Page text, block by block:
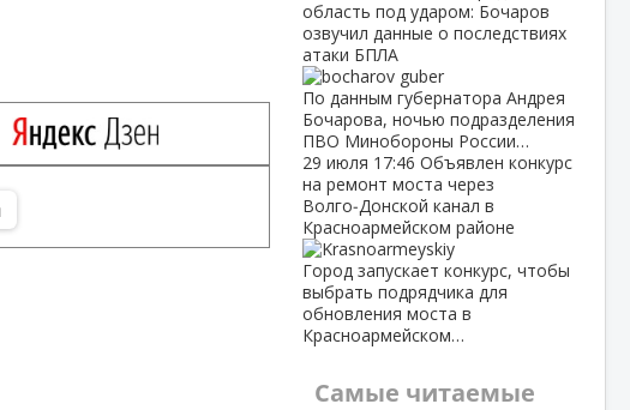
область под ударом: Бочаров
озвучил данные о последствиях
атаки БПЛА
По данным губернатора Андрея
Бочарова, ночью подразделения
ПВО Минобороны России…
29 июля 17:46 Объявлен конкурс
на ремонт моста через
Волго‑Донской канал в
Красноармейском районе
Город запускает конкурс, чтобы
выбрать подрядчика для
обновления моста в
Красноармейском…
Самые читаемые